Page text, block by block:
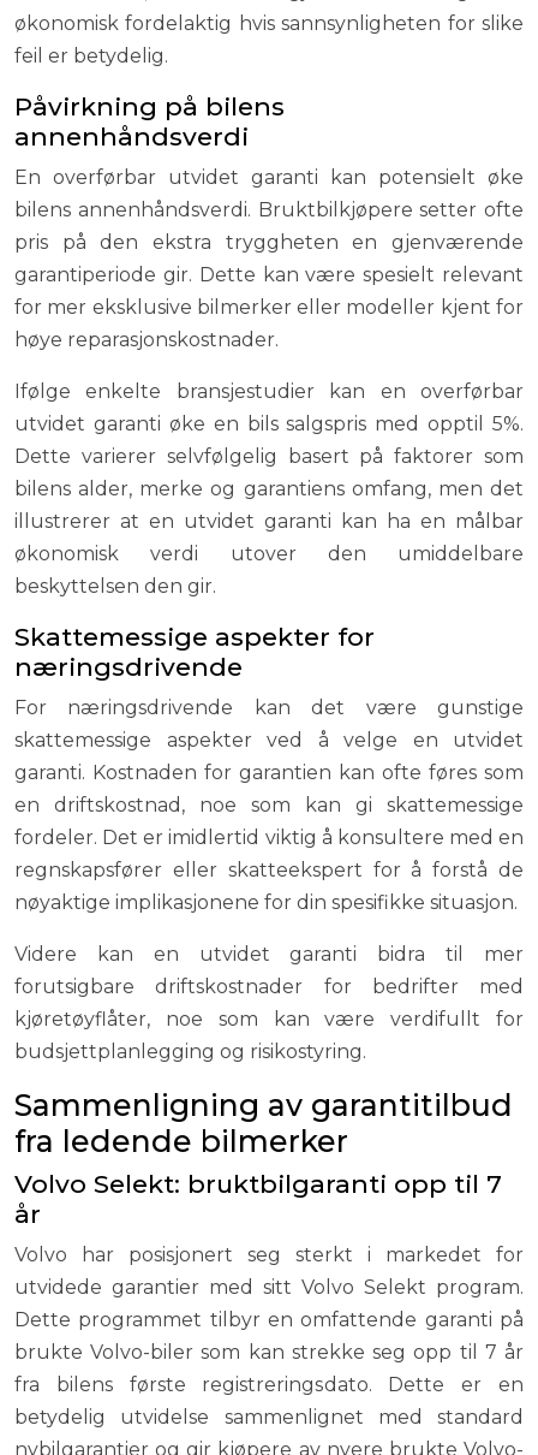
økonomisk fordelaktig hvis sannsynligheten for slike
feil er betydelig.
Påvirkning på bilens
annenhåndsverdi
En overførbar utvidet garanti kan potensielt øke
bilens annenhåndsverdi. Bruktbilkjøpere setter ofte
pris på den ekstra tryggheten en gjenværende
garantiperiode gir. Dette kan være spesielt relevant
for mer eksklusive bilmerker eller modeller kjent for
høye reparasjonskostnader.
Ifølge enkelte bransjestudier kan en overførbar
utvidet garanti øke en bils salgspris med opptil 5%.
Dette varierer selvfølgelig basert på faktorer som
bilens alder, merke og garantiens omfang, men det
illustrerer at en utvidet garanti kan ha en målbar
økonomisk verdi utover den umiddelbare
beskyttelsen den gir.
Skattemessige aspekter for
næringsdrivende
For næringsdrivende kan det være gunstige
skattemessige aspekter ved å velge en utvidet
garanti. Kostnaden for garantien kan ofte føres som
en driftskostnad, noe som kan gi skattemessige
fordeler. Det er imidlertid viktig å konsultere med en
regnskapsfører eller skatteekspert for å forstå de
nøyaktige implikasjonene for din spesifikke situasjon.
Videre kan en utvidet garanti bidra til mer
forutsigbare driftskostnader for bedrifter med
kjøretøyflåter, noe som kan være verdifullt for
budsjettplanlegging og risikostyring.
Sammenligning av garantitilbud
fra ledende bilmerker
Volvo Selekt: bruktbilgaranti opp til 7
år
Volvo har posisjonert seg sterkt i markedet for
utvidede garantier med sitt Volvo Selekt program.
Dette programmet tilbyr en omfattende garanti på
brukte Volvo-biler som kan strekke seg opp til 7 år
fra bilens første registreringsdato. Dette er en
betydelig utvidelse sammenlignet med standard
nybilgarantier og gir kjøpere av nyere brukte Volvo-